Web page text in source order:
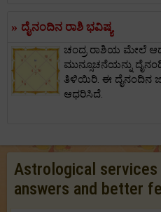
» ದೈನಂದಿನ ರಾಶಿ ಭವಿಷ್ಯ
ಚಂದ್ರ ರಾಶಿಯ ಮೇಲೆ
ಮುನ್ಸೂಚನೆಯನ್ನು
ತಿಳಿಯಿರಿ. ಈ ದೈನಂದಿನ
ಆಧರಿಸಿದೆ.
Astrological
answers and better